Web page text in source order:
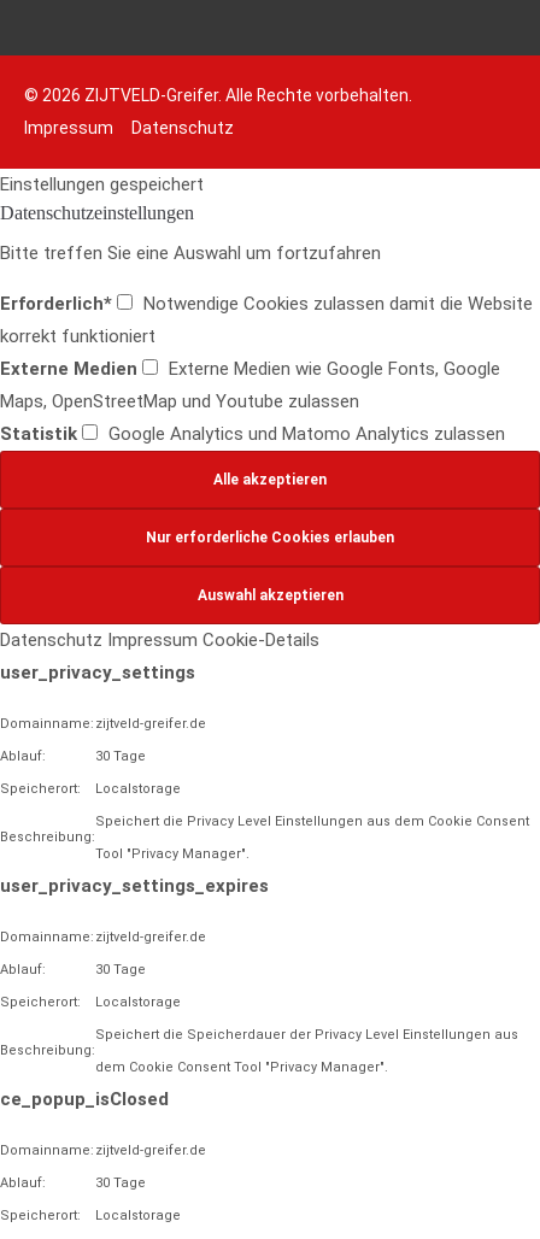
© 2026 ZIJTVELD-Greifer. Alle Rechte vorbehalten.
Impressum
Datenschutz
Einstellungen gespeichert
Datenschutzeinstellungen
Bitte treffen Sie eine Auswahl um fortzufahren
Erforderlich*
Notwendige Cookies zulassen damit die Website
korrekt funktioniert
Externe Medien
Externe Medien wie Google Fonts, Google
Maps, OpenStreetMap und Youtube zulassen
Statistik
Google Analytics und Matomo Analytics zulassen
Datenschutz Impressum Cookie-Details
user_privacy_settings
Domainname: zijtveld-greifer.de
Ablauf: 30 Tage
Speicherort: Localstorage
Beschreibung:
Speichert die Privacy Level Einstellungen aus dem Cookie Consent
Tool "Privacy Manager".
user_privacy_settings_expires
Domainname: zijtveld-greifer.de
Ablauf: 30 Tage
Speicherort: Localstorage
Beschreibung:
Speichert die Speicherdauer der Privacy Level Einstellungen aus
dem Cookie Consent Tool "Privacy Manager".
ce_popup_isClosed
Domainname: zijtveld-greifer.de
Ablauf: 30 Tage
Speicherort: Localstorage